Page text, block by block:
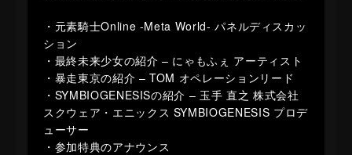
・元素騎士Online -Meta World- パネルディスカッ
ション
・最終未来少女の紹介 – にゃもふぇ アーティスト
・暴走東京の紹介 – TOM オペレーションリード
・SYMBIOGENESISの紹介 – 玉手 直之 株式会社
スクウェア・エニックス SYMBIOGENESIS プロデ
ューサー
・参加特典のアナウンス